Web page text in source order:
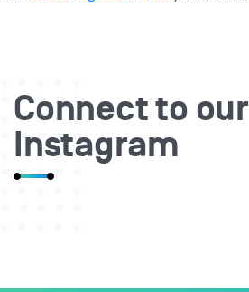
Connect to our
Instagram